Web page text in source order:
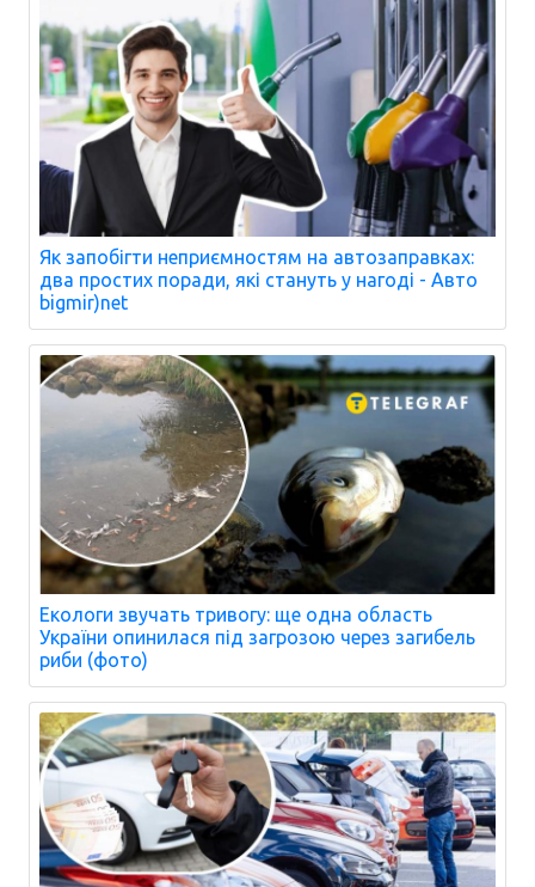
Як запобігти неприємностям на автозаправках:
два простих поради, які стануть у нагоді - Авто
bigmir)net
Екологи звучать тривогу: ще одна область
України опинилася під загрозою через загибель
риби (фото)